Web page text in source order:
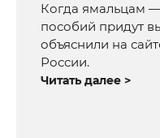
Когда ямальцам
пособий придут
объяснили на
России.
Читать далее >